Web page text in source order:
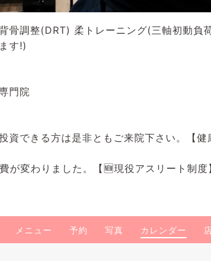
骨調整(DRT) 柔トレーニング(三軸初動負
す!)
門院
資できる方は是非ともご来院下さい。【健
変わりました。【🆕現役アスリート制度
メニュー 予約 写真 カレンダー